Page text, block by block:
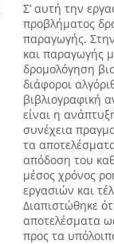
Σ’ αυτή την
προβλήματος
παραγωγής.
και παραγωγής
δρομολόγηση
διάφοροι
βιβλιογραφική
είναι η
συνέχεια
τα
απόδοση του
μέσος χρόνος
εργασιών και
Διαπιστώθηκε
αποτελέσματα
προς τα